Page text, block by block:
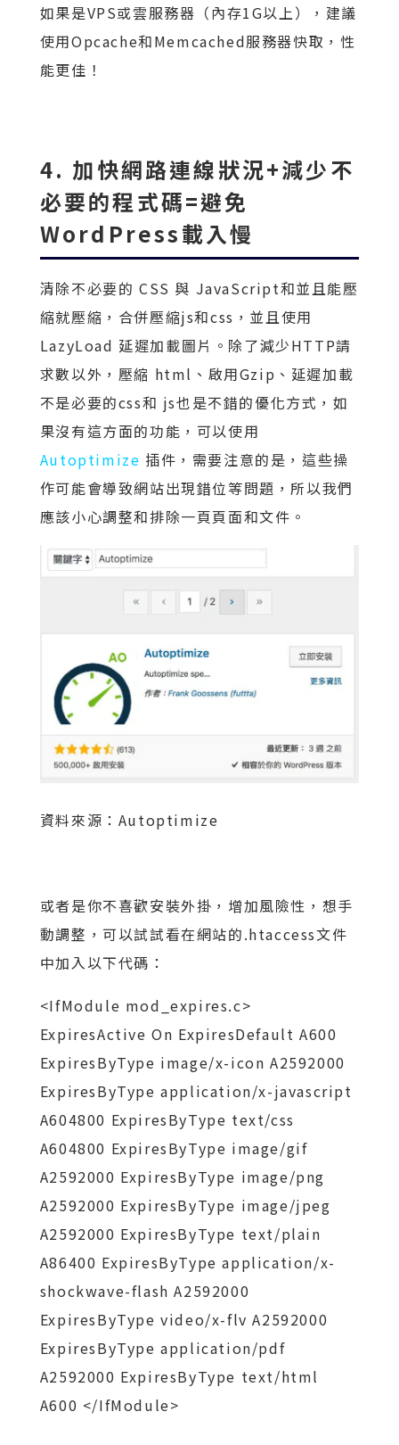
如果是VPS或雲服務器（內存1G以上），建議
使用Opcache和Memcached服務器快取，性
能更佳！
4. 加快網路連線狀況+減少不
必要的程式碼=避免
WordPress載入慢
清除不必要的 CSS 與 JavaScript和並且能壓
縮就壓縮，合併壓縮js和css，並且使用
LazyLoad 延遲加載圖片。除了減少HTTP請
求數以外，壓縮 html、啟用Gzip、延遲加載
不是必要的css和 js也是不錯的優化方式，如
果沒有這方面的功能，可以使用
Autoptimize 插件，需要注意的是，這些操
作可能會導致網站出現錯位等問題，所以我們
應該小心調整和排除一頁頁面和文件。
資料來源：Autoptimize
或者是你不喜歡安裝外掛，增加風險性，想手
動調整，可以試試看在網站的.htaccess文件
中加入以下代碼：
<IfModule mod_expires.c>
ExpiresActive On ExpiresDefault A600
ExpiresByType image/x-icon A2592000
ExpiresByType application/x-javascript
A604800 ExpiresByType text/css
A604800 ExpiresByType image/gif
A2592000 ExpiresByType image/png
A2592000 ExpiresByType image/jpeg
A2592000 ExpiresByType text/plain
A86400 ExpiresByType application/x-
shockwave-flash A2592000
ExpiresByType video/x-flv A2592000
ExpiresByType application/pdf
A2592000 ExpiresByType text/html
A600 </IfModule>